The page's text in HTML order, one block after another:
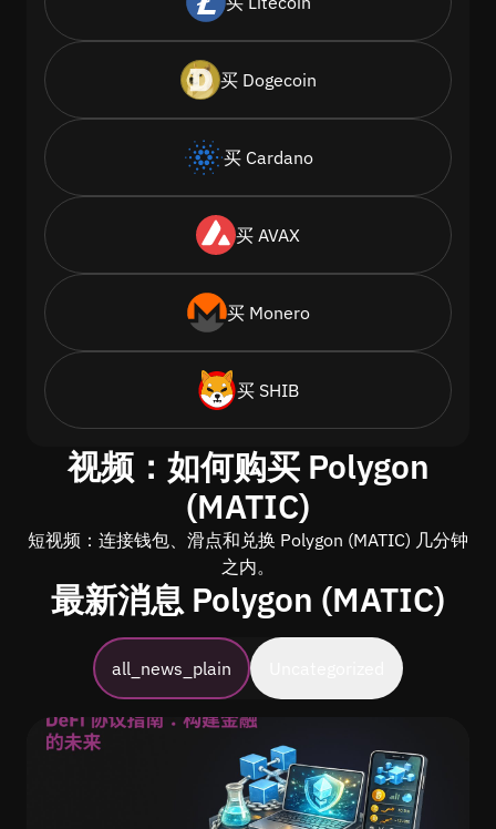
买 Dogecoin
买 Cardano
买 AVAX
买 Monero
买 SHIB
视频：如何购买 Polygon
(MATIC)
短视频：连接钱包、滑点和兑换 Polygon (MATIC) 几分钟
之内。
最新消息 Polygon (MATIC)
all_news_plain